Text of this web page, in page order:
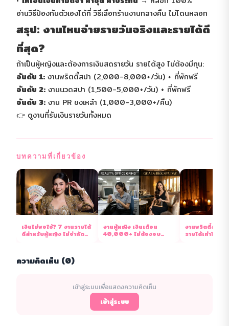
อ่านวิธีป้องกันตัวเองได้ที่ วิธีเลือกร้านงานกลางคืน ไม่โดนหลอก
สรุป: งานไหนจ่ายรายวันจริงและรายได้ดี
ที่สุด?
ถ้าเป็นผู้หญิงและต้องการเงินสดรายวัน รายได้สูง ไม่ต้องมีทุน:
อันดับ 1: งานพริตตี้สปา (2,000-8,000+/วัน) + ที่พักฟรี
อันดับ 2: งานนวดสปา (1,500-5,000+/วัน) + ที่พักฟรี
อันดับ 3: งาน PR ชงเหล้า (1,000-3,000+/คืน)
👉 ดูงานที่รับเงินรายวันทั้งหมด
บทความที่เกี่ยวข้อง
เงินไม่พอใช้? 7 งานรายได้
ดีสำหรับผู้หญิง ไม่จำกัด
งานผู้หญิง เงินเดือน
40,000+ ไม่ต้องจบ
งานพริตตี้สปาคื
รายได้เท่าไหร่
ความคิดเห็น (0)
เข้าสู่ระบบเพื่อแสดงความคิดเห็น
เข้าสู่ระบบ